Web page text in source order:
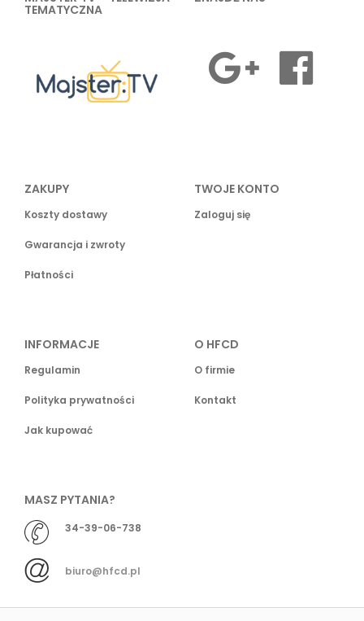
TEMATYCZNA
ZAKUPY
Koszty dostawy
Gwarancja i zwroty
Płatności
TWOJE KONTO
Zaloguj się
INFORMACJE
Regulamin
Polityka prywatności
Jak kupować
O HFCD
O firmie
Kontakt
MASZ PYTANIA?
34-39-06-738
biuro@hfcd.pl